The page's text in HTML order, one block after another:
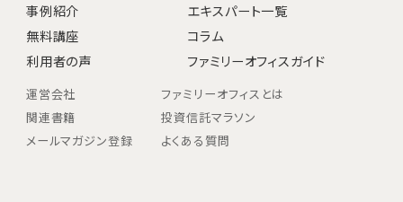
事例紹介
エキスパート一覧
無料講座
コラム
利用者の声
ファミリーオフィスガイド
運営会社
ファミリーオフィスとは
関連書籍
投資信託マラソン
メールマガジン登録
よくある質問